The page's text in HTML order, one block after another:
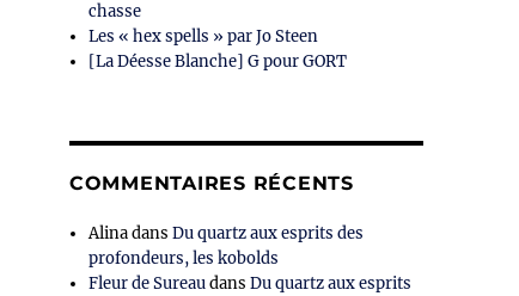
chasse
Les « hex spells » par Jo Steen
[La Déesse Blanche] G pour GORT
COMMENTAIRES RÉCENTS
AlinadansDu quartz aux esprits des
profondeurs, les kobolds
Fleur de SureaudansDu quartz aux esprits